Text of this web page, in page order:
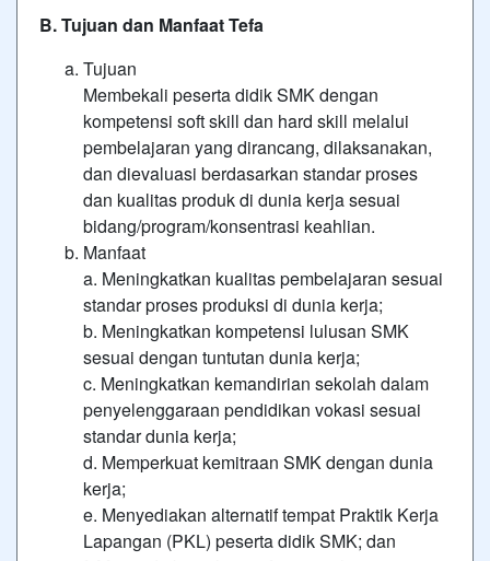
B. Tujuan dan Manfaat Tefa
Tujuan
Membekali peserta didik SMK dengan
kompetensi soft skill dan hard skill melalui
pembelajaran yang dirancang, dilaksanakan,
dan dievaluasi berdasarkan standar proses
dan kualitas produk di dunia kerja sesuai
bidang/program/konsentrasi keahlian.
Manfaat
a. Meningkatkan kualitas pembelajaran sesuai
standar proses produksi di dunia kerja;
b. Meningkatkan kompetensi lulusan SMK
sesuai dengan tuntutan dunia kerja;
c. Meningkatkan kemandirian sekolah dalam
penyelenggaraan pendidikan vokasi sesuai
standar dunia kerja;
d. Memperkuat kemitraan SMK dengan dunia
kerja;
e. Menyediakan alternatif tempat Praktik Kerja
Lapangan (PKL) peserta didik SMK; dan